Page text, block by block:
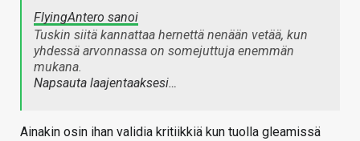
FlyingAntero sanoi
Tuskin siitä kannattaa hernettä nenään vetää, kun
yhdessä arvonnassa on somejuttuja enemmän
mukana.
Napsauta laajentaaksesi…
Ainakin osin ihan validia kritiikkiä kun tuolla gleamissä